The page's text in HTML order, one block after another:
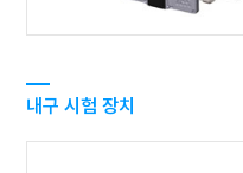
내구 시험 장치